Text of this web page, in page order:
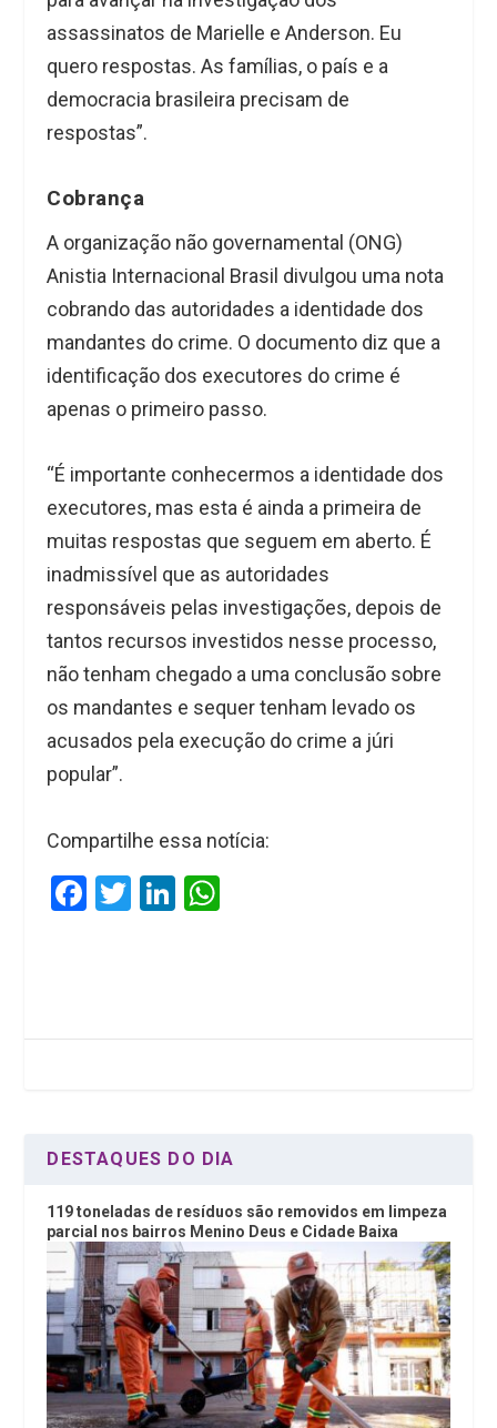
assassinatos de Marielle e Anderson. Eu
quero respostas. As famílias, o país e a
democracia brasileira precisam de
respostas”.
Cobrança
A organização não governamental (ONG)
Anistia Internacional Brasil divulgou uma nota
cobrando das autoridades a identidade dos
mandantes do crime. O documento diz que a
identificação dos executores do crime é
apenas o primeiro passo.
“É importante conhecermos a identidade dos
executores, mas esta é ainda a primeira de
muitas respostas que seguem em aberto. É
inadmissível que as autoridades
responsáveis pelas investigações, depois de
tantos recursos investidos nesse processo,
não tenham chegado a uma conclusão sobre
os mandantes e sequer tenham levado os
acusados pela execução do crime a júri
popular”.
Compartilhe essa notícia:
F
o
T
Li
n
A
DESTAQUES DO DIA
119 toneladas de resíduos são removidos em limpeza
parcial nos bairros Menino Deus e Cidade Baixa